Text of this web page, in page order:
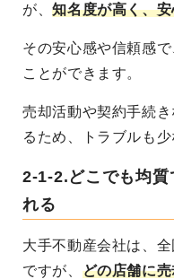
が、知名度が高く、
その安心感や信頼感
ことができます。
売却活動や契約手続
るため、トラブルも
2-1-2.どこでも均質
れる
大手不動産会社は、
ですが、 どの店舗に